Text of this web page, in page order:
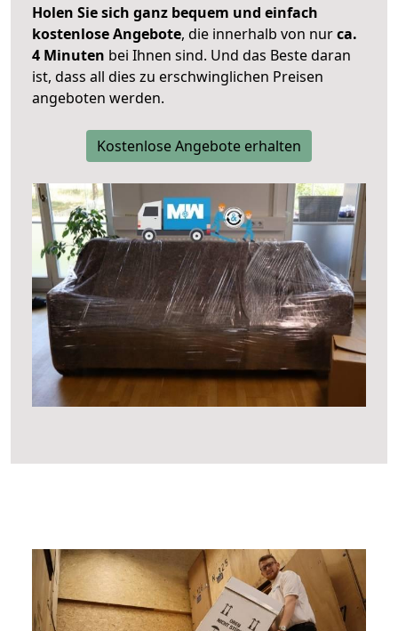
Holen Sie sich ganz bequem und einfach
kostenlose Angebote, die innerhalb von nurca.
4 Minuten bei Ihnen sind. Und das Beste daran
ist, dass all dies zu erschwinglichen Preisen
angeboten werden.
Kostenlose Angebote erhalten